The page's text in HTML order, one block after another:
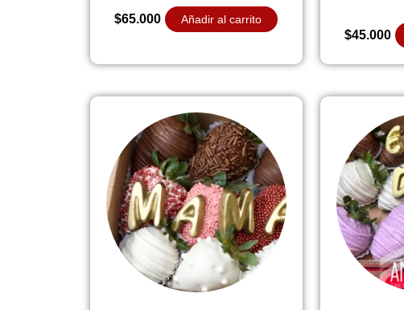
$65.000 Añadir al carrito
$45.000